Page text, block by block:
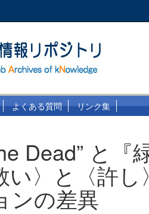
よくある質問 リンク集
Dead” と『
い〉と〈許
ンの差異